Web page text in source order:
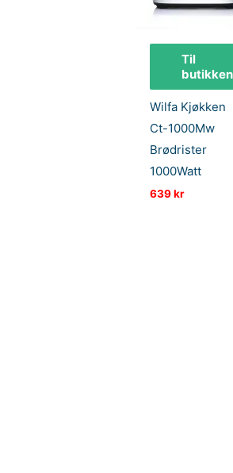
Til
butikken
Wilfa Kjøkken
Ct-1000Mw
Brødrister
1000Watt
639kr